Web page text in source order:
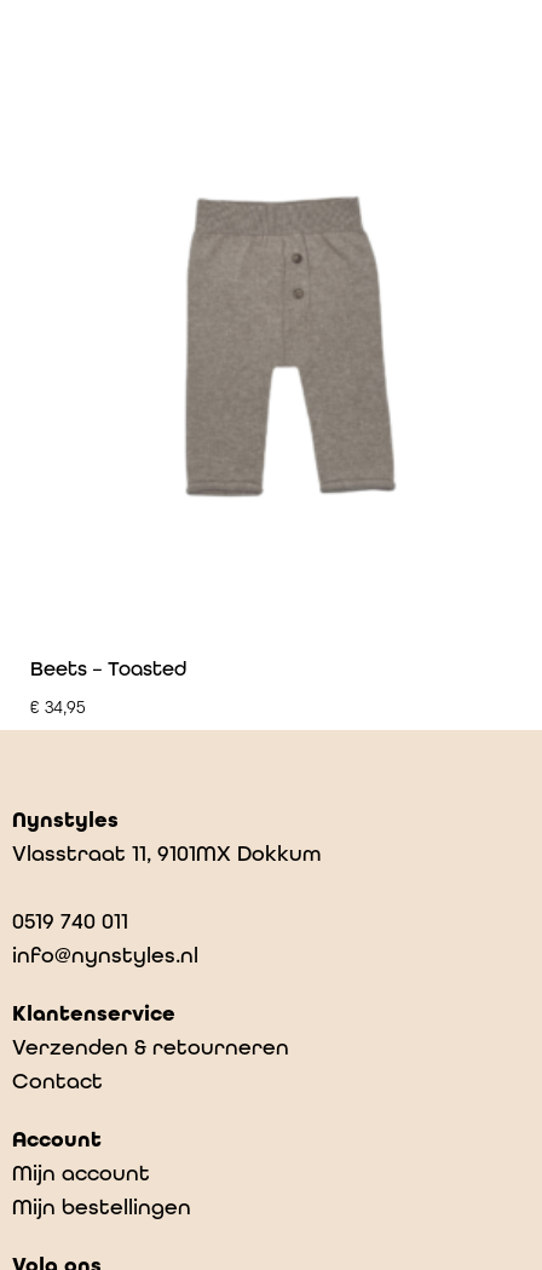
Beets – Toasted
€ 34,95
Nynstyles
Vlasstraat 11, 9101MX Dokkum
0519 740 011
info@nynstyles.nl
Klantenservice
Verzenden & retourneren
Contact
Account
Mijn account
Mijn bestellingen